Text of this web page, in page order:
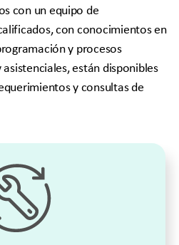
con un equipo de
con conocimientos en
y procesos
están disponibles
y consultas de